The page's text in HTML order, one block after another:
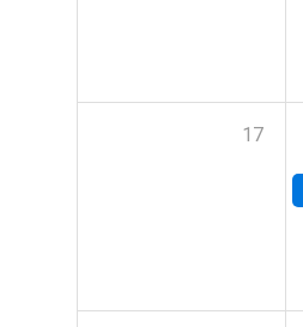
17